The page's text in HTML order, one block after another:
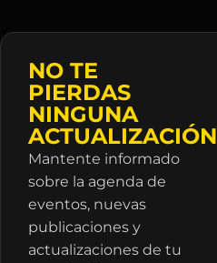
NO TE
PIERDAS
NINGUNA
ACTUALIZACIÓN
Mantente informado
sobre la agenda de
eventos, nuevas
publicaciones y
actualizaciones de tu